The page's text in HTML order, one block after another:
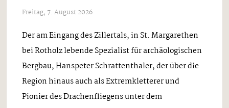
Freitag, 7. August 2026
Der am Eingang des Zillertals, in St. Margarethen
bei Rotholz lebende Spezialist für archäologischen
Bergbau, Hanspeter Schrattenthaler, der über die
Region hinaus auch als Extremkletterer und
Pionier des Drachenfliegens unter dem